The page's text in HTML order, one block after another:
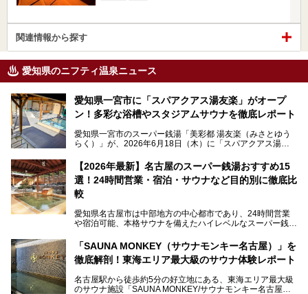
関連情報から探す
愛知県のニフティ温泉ニュース
愛知県一宮市に「スパアクアス湯友楽」がオープ
ン！多彩な浴槽やスタジアムサウナを徹底レポート
愛知県一宮市のスーパー銭湯「美彩都 湯友楽（みさとゆう
らく）」が、2026年6月18日（木）に「スパアクアス湯友
この地で30年にわたり愛され続けてきた施設だからこそ、
地元住民をはじめオープンを待ちわびている人も多いのでは
ないでしょうか。
老朽化した設備の補修を機に、2年前からじっくり構想を練
ってきたというだけあって、館内の充実度は想像以上。
以前の4倍に拡張したという露天エリアや10の浴槽、40人収
容の巨大なスタジアムサウナに、岩盤浴やリラクゼーション
までまるごと楽しめる施設に生まれ変わりました。
今回は、全面リニューアルして新しくなった「スパアクアス
【2026年最新】名古屋のスーパー銭湯おすすめ15
選！24時間営業・宿泊・サウナなど目的別に徹底比
較
愛知県名古屋市は中部地方の中心都市であり、24時間営業
や宿泊可能、本格サウナを備えたハイレベルなスーパー銭湯
そのため、「日々の仕事の疲れを心身ともにリセットした
い」「休日に時間を忘れて1日中ダラダラ過ごしたい」「コ
くある点が魅力です！
「SAUNA MONKEY（サウナモンキー名古屋）」を
徹底解剖！東海エリア最大級のサウナ体験レポート
名古屋駅から徒歩約5分の好立地にある、東海エリア最大級
のサウナ施設「SAUNA MONKEY/サウナモンキー名古屋」